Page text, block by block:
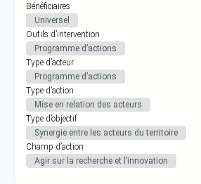
Bénéficiaires
Universel
Outils d’intervention
Programme d’actions
Type d’acteur
Programme d’actions
Type d’action
Mise en relation des acteurs
Type d’objectif
Synergie entre les acteurs du territoire
Champ d’action
Agir sur la recherche et l’innovation